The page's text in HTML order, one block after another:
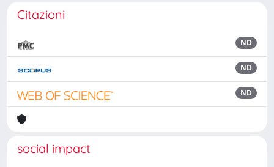
Citazioni
ND
ND
ND
social impact